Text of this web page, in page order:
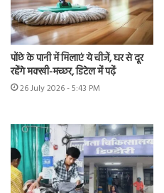
पोंछे के पानी में मिलाएं ये चीजें, घर से दूर
रहेंगे मक्खी-मच्छर, डिटेल में पढ़ें
26 July 2026 - 5:43 PM